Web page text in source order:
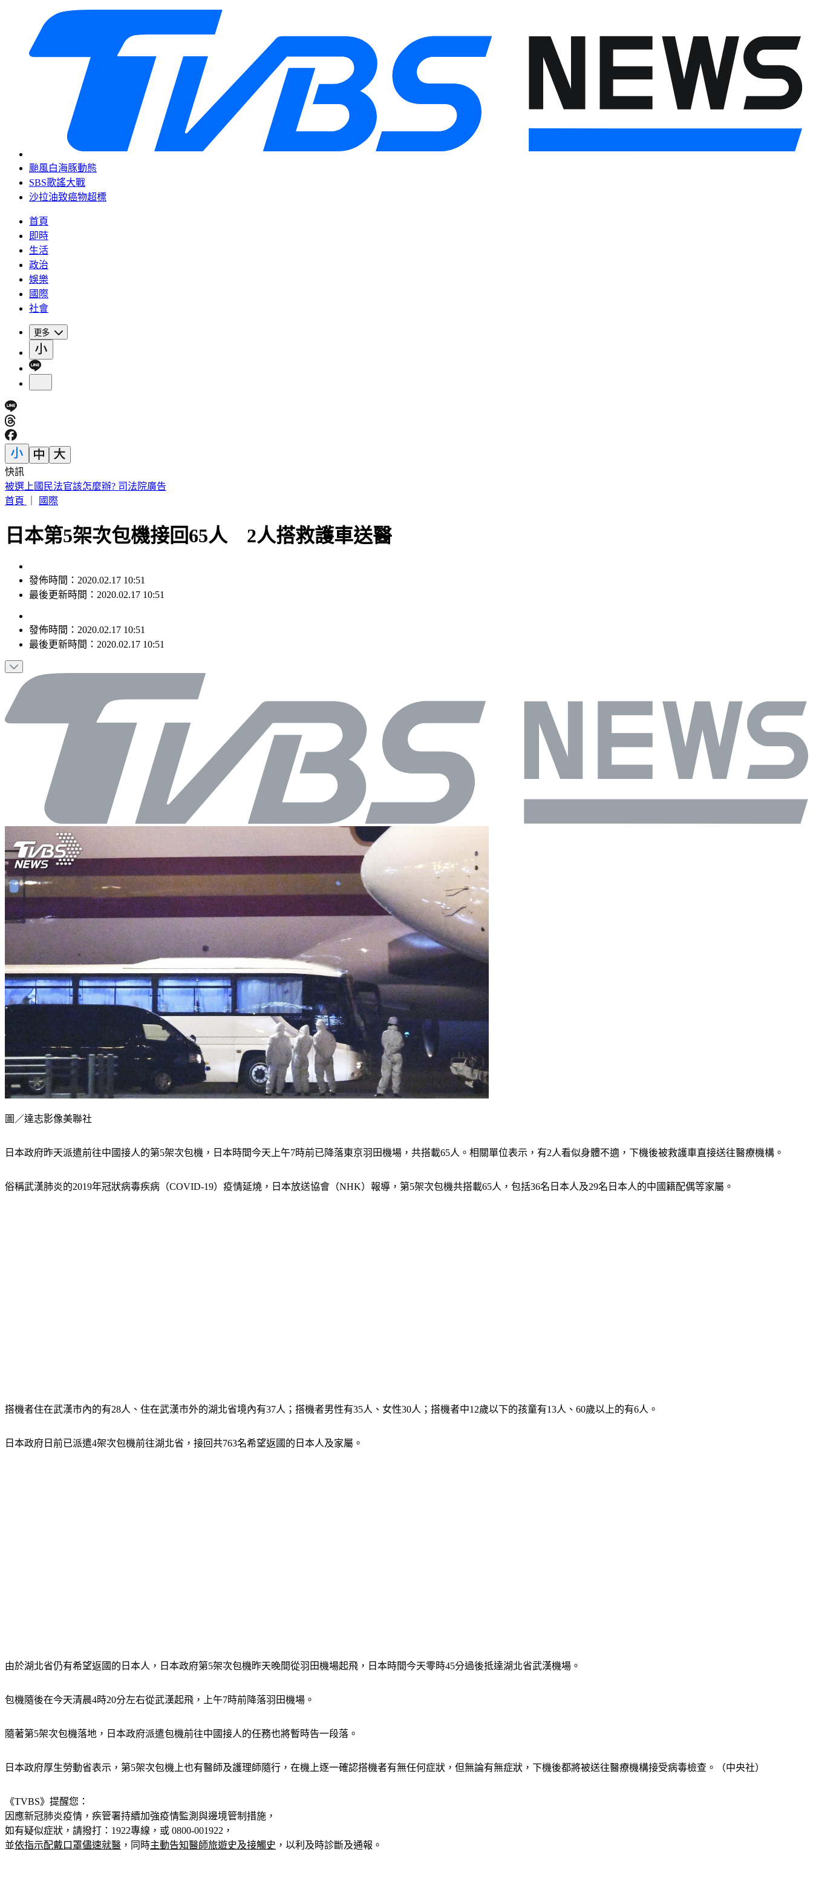
颱風白海豚動態
SBS歌謠大戰
沙拉油致癌物超標
首頁
即時
生活
政治
娛樂
國際
社會
更多
快訊
獨／病人自稱請假回家拿東西 竟「吊點滴騎車」上路 院方急報警
首頁
國際
日本第5架次包機接回65人 2人搭救護車送醫
發佈時間：2020.02.17 10:51
最後更新時間：2020.02.17 10:51
發佈時間： 2020.02.17 10:51
最後更新時間： 2020.02.17 10:51
圖／達志影像美聯社
日本政府昨天派遣前往中國接人的第5架次包機，日本時間今天上午7時前已降落東京羽田機場，共搭載65人。相關單位表示，有2人看似身體不適，下機後被救護車直接送往醫療機構。
俗稱武漢肺炎的2019年冠狀病毒疾病（COVID-19）疫情延燒，日本放送協會（NHK）報導，第5架次包機共搭載65人，包括36名日本人及29名日本人的中國籍配偶等家屬。
搭機者住在武漢市內的有28人、住在武漢市外的湖北省境內有37人；搭機者男性有35人、女性30人；搭機者中12歲以下的孩童有13人、60歲以上的有6人。
日本政府日前已派遣4架次包機前往湖北省，接回共763名希望返國的日本人及家屬。
由於湖北省仍有希望返國的日本人，日本政府第5架次包機昨天晚間從羽田機場起飛，日本時間今天零時45分過後抵達湖北省武漢機場。
包機隨後在今天清晨4時20分左右從武漢起飛，上午7時前降落羽田機場。
隨著第5架次包機落地，日本政府派遣包機前往中國接人的任務也將暫時告一段落。
日本政府厚生勞動省表示，第5架次包機上也有醫師及護理師隨行，在機上逐一確認搭機者有無任何症狀，但無論有無症狀，下機後都將被送往醫療機構接受病毒檢查。（中央社）
《TVBS》提醒您：
因應新冠肺炎疫情，疾管署持續加強疫情監測與邊境管制措施，
如有疑似症狀，請撥打：1922專線，或 0800-001922，
並依指示配戴口罩儘速就醫 ，同時主動告知醫師旅遊史及接觸史 ，以利及時診斷及通報。